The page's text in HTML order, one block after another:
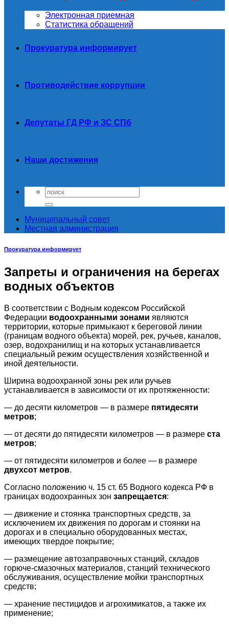
Электронная приемная
Статистика обращений
Прокуратура информирует
Противодействие коррупции
Депутаты ГД РФ и ЗС СПб
Наши достижения
Муниципальный совет
Местная администрация
Прокуратура информирует
Запреты и ограничения на берегах
водных объектов
В соответствии с Водным кодексом Российской
Федерации водоохранными зонами являются
территории, которые примыкают к береговой линии
(границам водного объекта) морей, рек, ручьев, каналов,
озер, водохранилищ и на которых устанавливается
специальный режим осуществления хозяйственной и
иной деятельности.
Ширина водоохранной зоны рек или ручьев
устанавливается в зависимости от их протяженности:
— до десяти километров — в размере пятидесяти
метров;
— от десяти до пятидесяти километров — в размере ста
метров;
— от пятидесяти километров и более — в размере
двухсот метров.
Согласно положению ч. 15 ст. 65 Водного кодекса РФ в
границах водоохранных зон запрещается:
— движение и стоянка транспортных средств, за
исключением их движения по дорогам и стоянки на
дорогах и в специально оборудованных местах,
имеющих твердое покрытие;
— размещение автозаправочных станций, складов
горюче-смазочных материалов, станций технического
обслуживания, осуществление мойки транспортных
средств;
— хранение пестицидов и агрохимикатов, а также их
применение;